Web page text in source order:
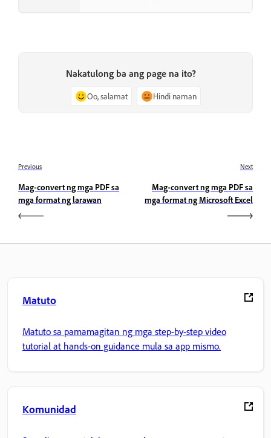
Nakatulong ba ang page na ito?
Oo, salamat Hindi naman
Previous
Mag-convert ng mga PDF sa
mga format ng larawan
Next
Mag-convert ng mga PDF sa
mga format ng Microsoft Excel
Matuto
Matuto sa pamamagitan ng mga step-by-step video
tutorial at hands-on guidance mula sa app mismo.
Komunidad